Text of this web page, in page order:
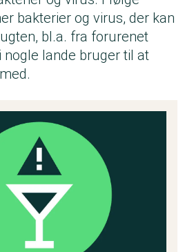
bakterier og virus, der kan
bl.a. fra forurenet
nogle lande bruger til at